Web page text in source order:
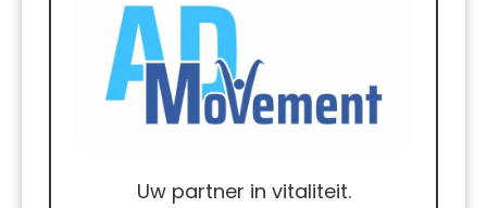
Uw partner in vitaliteit.